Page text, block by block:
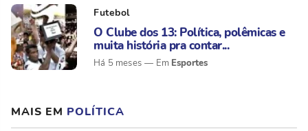
Futebol
O Clube dos 13: Política, polêmicas e
muita história pra contar...
Há 5 meses Esportes
MAIS EM POLÍTICA